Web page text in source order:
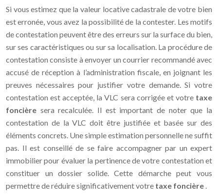
Si vous estimez que la valeur locative cadastrale de votre bien
est erronée, vous avez la possibilité de la contester. Les motifs
de contestation peuvent être des erreurs sur la surface du bien,
sur ses caractéristiques ou sur sa localisation. La procédure de
contestation consiste à envoyer un courrier recommandé avec
accusé de réception à l’administration fiscale, en joignant les
preuves nécessaires pour justifier votre demande. Si votre
contestation est acceptée, la VLC sera corrigée et votre taxe
foncière sera recalculée. Il est important de noter que la
contestation de la VLC doit être justifiée et basée sur des
éléments concrets. Une simple estimation personnelle ne suffit
pas. Il est conseillé de se faire accompagner par un expert
immobilier pour évaluer la pertinence de votre contestation et
constituer un dossier solide. Cette démarche peut vous
permettre de réduire significativement votre taxe foncière .